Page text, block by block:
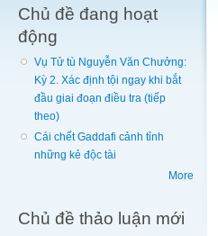
Chủ đề đang hoạt
động
Vụ Tử tù Nguyễn Văn Chưởng:
Kỳ 2. Xác định tội ngay khi bắt
đầu giai đoạn điều tra (tiếp
theo)
Cái chết Gaddafi cảnh tỉnh
những kẻ độc tài
More
Chủ đề thảo luận mới